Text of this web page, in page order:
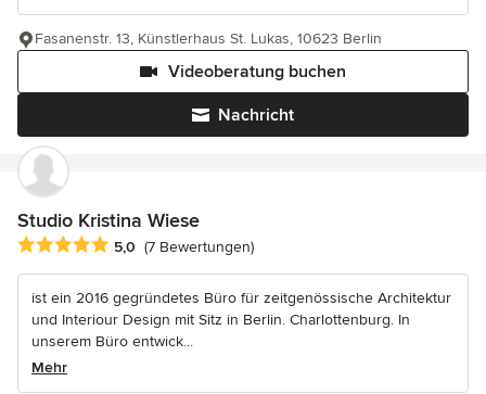
Nachricht
Videoberatung buchen
Fasanenstr. 13, Künstlerhaus St. Lukas, 10623 Berlin
Studio Kristina Wiese
Durchschnittliche Bewertung: 5 von 5 Sternen
5,0 (7 Bewertungen)
ist ein 2016 gegründetes Büro für zeitgenössische Architektur
und Interiour Design mit Sitz in Berlin. Charlottenburg. In
unserem Büro entwick...
Mehr